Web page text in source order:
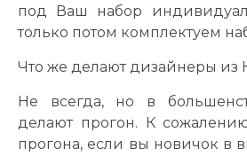
под Ваш набор
только потом комплектуем
Что же делают дизайнеры из
Не всегда, но в
делают прогон. К
прогона, если вы новичок в